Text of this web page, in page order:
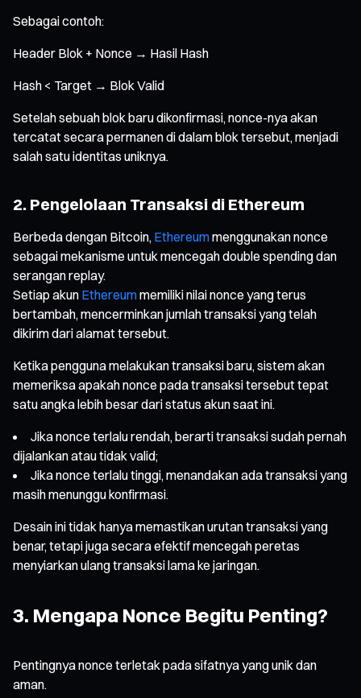
Sebagai contoh:
Header Blok + Nonce → Hasil Hash
Hash < Target → Blok Valid
Setelah sebuah blok baru dikonfirmasi, nonce-nya akan
tercatat secara permanen di dalam blok tersebut, menjadi
salah satu identitas uniknya.
2. Pengelolaan Transaksi di Ethereum
Berbeda dengan Bitcoin, Ethereummenggunakan nonce
sebagai mekanisme untuk mencegah double spending dan
serangan replay.
Setiap akun Ethereummemiliki nilai nonce yang terus
bertambah, mencerminkan jumlah transaksi yang telah
dikirim dari alamat tersebut.
Ketika pengguna melakukan transaksi baru, sistem akan
memeriksa apakah nonce pada transaksi tersebut tepat
satu angka lebih besar dari status akun saat ini.
Jika nonce terlalu rendah, berarti transaksi sudah pernah
dijalankan atau tidak valid;
Jika nonce terlalu tinggi, menandakan ada transaksi yang
masih menunggu konfirmasi.
Desain ini tidak hanya memastikan urutan transaksi yang
benar, tetapi juga secara efektif mencegah peretas
menyiarkan ulang transaksi lama ke jaringan.
3. Mengapa Nonce Begitu Penting?
Pentingnya nonce terletak pada sifatnya yang unik dan
aman.